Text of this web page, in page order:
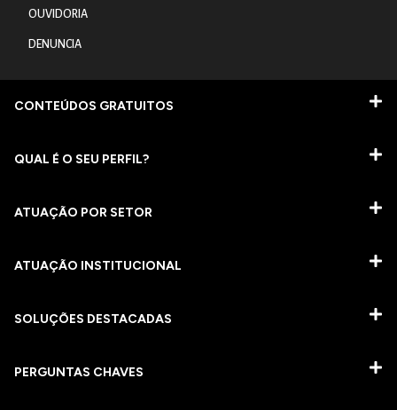
OUVIDORIA
DENUNCIA
CONTEÚDOS GRATUITOS
QUAL É O SEU PERFIL?
ATUAÇÃO POR SETOR
ATUAÇÃO INSTITUCIONAL
SOLUÇÕES DESTACADAS
PERGUNTAS CHAVES​